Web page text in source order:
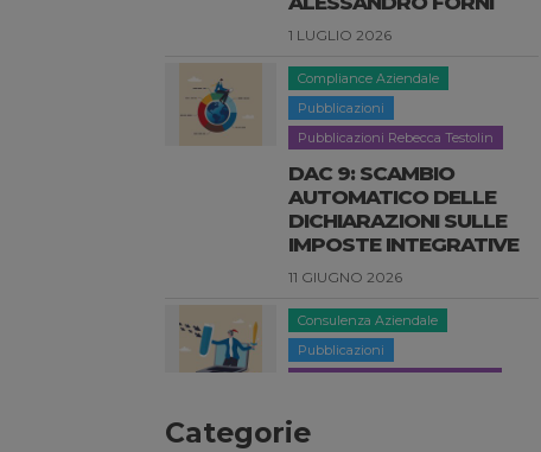
DAC 9: SCAMBIO
AUTOMATICO DELLE
DICHIARAZIONI SULLE
IMPOSTE INTEGRATIVE
11 GIUGNO 2026
Pubblicazioni
Pubblicazioni Elisabetta Pacitti
DORA: LA NUOVA
NORMATIVA EUROPEA
SULLA RESILIENZA
DIGITALE
3 GIUGNO 2026
FORBES ITALIA 100
Categorie